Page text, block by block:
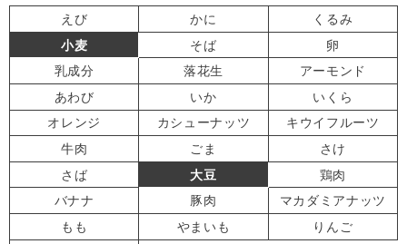
えび かに
くるみ
小麦
そば
卵
乳成分
落花生
アーモンド
あわび
いか
いくら
オレンジ
カシューナッツ
キウイフルーツ
牛肉
ごま
さけ
さば
大豆
鶏肉
バナナ
豚肉
マカダミアナッツ
もも
やまいも
りんご